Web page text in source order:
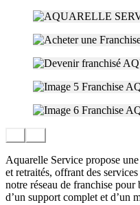
Aquarelle Service propose
et retraités, offrant des
notre réseau de franchise pour
d’un support complet et d’un